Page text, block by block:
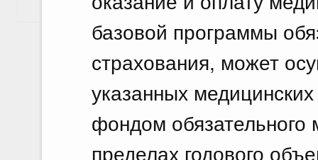
базовой программы
страхования, может
указанных
фондом обязательного
пределах годового
Показать еще